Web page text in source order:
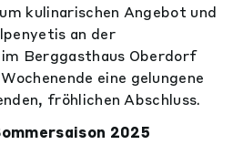
kulinarischen Angebot und
an der
Berggasthaus Oberdorf
eine gelungene
fröhlichen Abschluss.
2025